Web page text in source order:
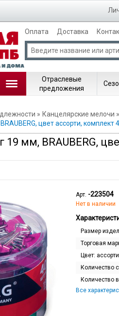
Оплата Доставка
Отраслевые
предложения
Канцелярские мелочи
цвет ассорти, комплект
мм, BRAUBERG,
Арт. -223504
Нет в наличии
Размер
Торговая
Цвет: ассорти
Количество
Количество
Все